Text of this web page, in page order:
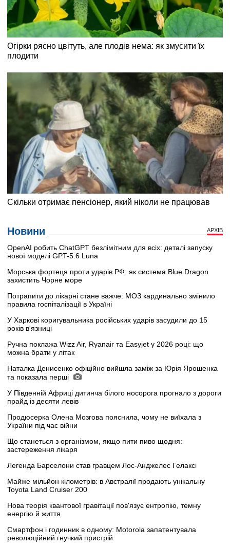
Новини АРХІВ
OpenAI робить ChatGPT безлімітним для всіх: деталі запуску
нової моделі GPT-5.6 Luna
Морська фортеця проти ударів РФ: як система Blue Dragon
захистить Чорне море
Потрапити до лікарні стане важче: МОЗ кардинально змінило
правила госпіталізації в Україні
У Харкові коригувальника російських ударів засудили до 15
років в'язниці
Ручна поклажа Wizz Air, Ryanair та Easyjet у 2026 році: що
можна брати у літак
Наталка Денисенко офіційно вийшла заміж за Юрія Ярошенка
та показала перші
У Південній Африці дитинча білого носорога прогнало з дороги
прайд із десяти левів
Продюсерка Олена Мозгова пояснила, чому не виїхала з
України під час війни
Що станеться з організмом, якщо пити пиво щодня:
застереження лікаря
Легенда Барселони став гравцем Лос-Анджелес Гелаксі
Майже мільйон кілометрів: в Австралії продають унікальну
Toyota Land Cruiser 200
Нова теорія квантової гравітації пов'язує ентропію, темну
енергію й життя
Смартфон і годинник в одному: Motorola запатентувала
революційний гнучкий пристрій